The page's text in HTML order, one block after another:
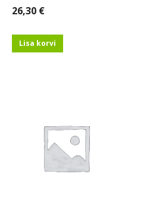
26,30 €
Lisa korvi